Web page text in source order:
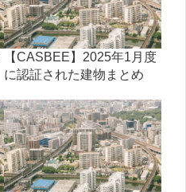
【CASBEE】2025年1月度
に認証された建物まとめ